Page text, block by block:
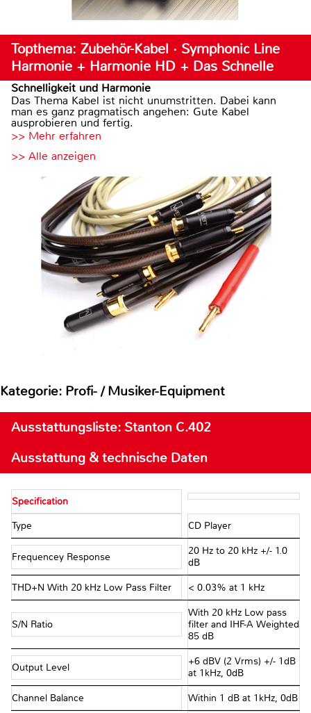
Topthema: Zubehör-Kabel · Symphonic Line
Harmonie + Harmonie HD + Das Schnelle
Schnelligkeit und Harmonie
Das Thema Kabel ist nicht unumstritten. Dabei kann
man es ganz pragmatisch angehen: Gute Kabel
ausprobieren und fertig.
>> Mehr erfahren
>> Alle anzeigen
Kategorie: Profi- / Musiker-Equipment
Ausstattungsliste: Stanton C.402
Ausstattung & technische Daten
Specification
Type CD Player
Frequencey Response
20 Hz to 20 kHz +/- 1.0
dB
THD+N With 20 kHz Low Pass Filter < 0.03% at 1 kHz
S/N Ratio
With 20 kHz Low pass
filter and IHF-A Weighted
85 dB
Output Level
+6 dBV (2 Vrms) +/- 1dB
at 1kHz, 0dB
Channel Balance Within 1 dB at 1kHz, 0dB